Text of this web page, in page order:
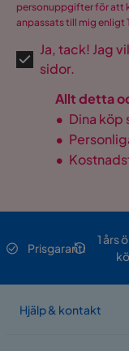
personuppgifter för att
anpassats till mig enligt
Ja, tack! Jag
sidor.
Allt detta
• Dina köp
•
•
Prisgaranti
1 års
Hjälp & kontakt